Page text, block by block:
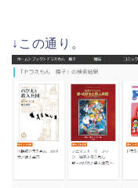
↓この通り。